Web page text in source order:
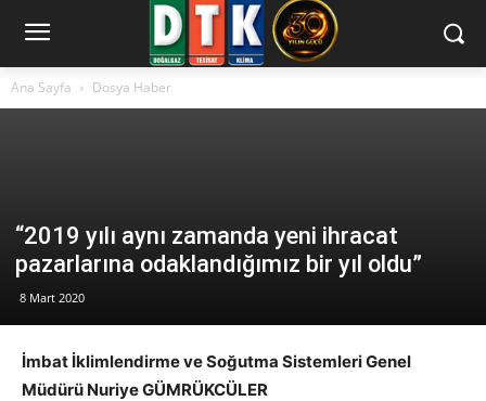
Ana Sayfa Dosya Haber
“2019 yılı aynı zamanda yeni ihracat
pazarlarına odaklandığımız bir yıl oldu”
8 Mart 2020
İmbat İklimlendirme ve Soğutma Sistemleri Genel
Müdürü Nuriye GÜMRÜKCÜLER